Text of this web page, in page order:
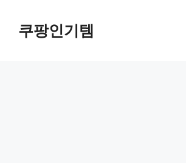
쿠팡인기템